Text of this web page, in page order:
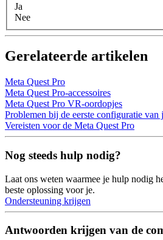
Ja
Nee
Gerelateerde artikelen
Meta Quest Pro
Meta Quest Pro-accessoires
Meta Quest Pro VR-oordopjes
Problemen bij de eerste configuratie van
Vereisten voor de Meta Quest Pro
Nog steeds hulp nodig?
Laat ons weten waarmee je hulp nodig
beste oplossing voor je.
Ondersteuning krijgen
Antwoorden krijgen van de